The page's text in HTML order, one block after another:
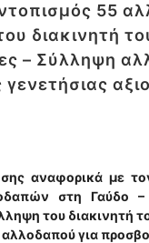
55
διακινητή
– Σύλληψη
αναφορικά με
στη Γαύδο –
του διακινητή
για